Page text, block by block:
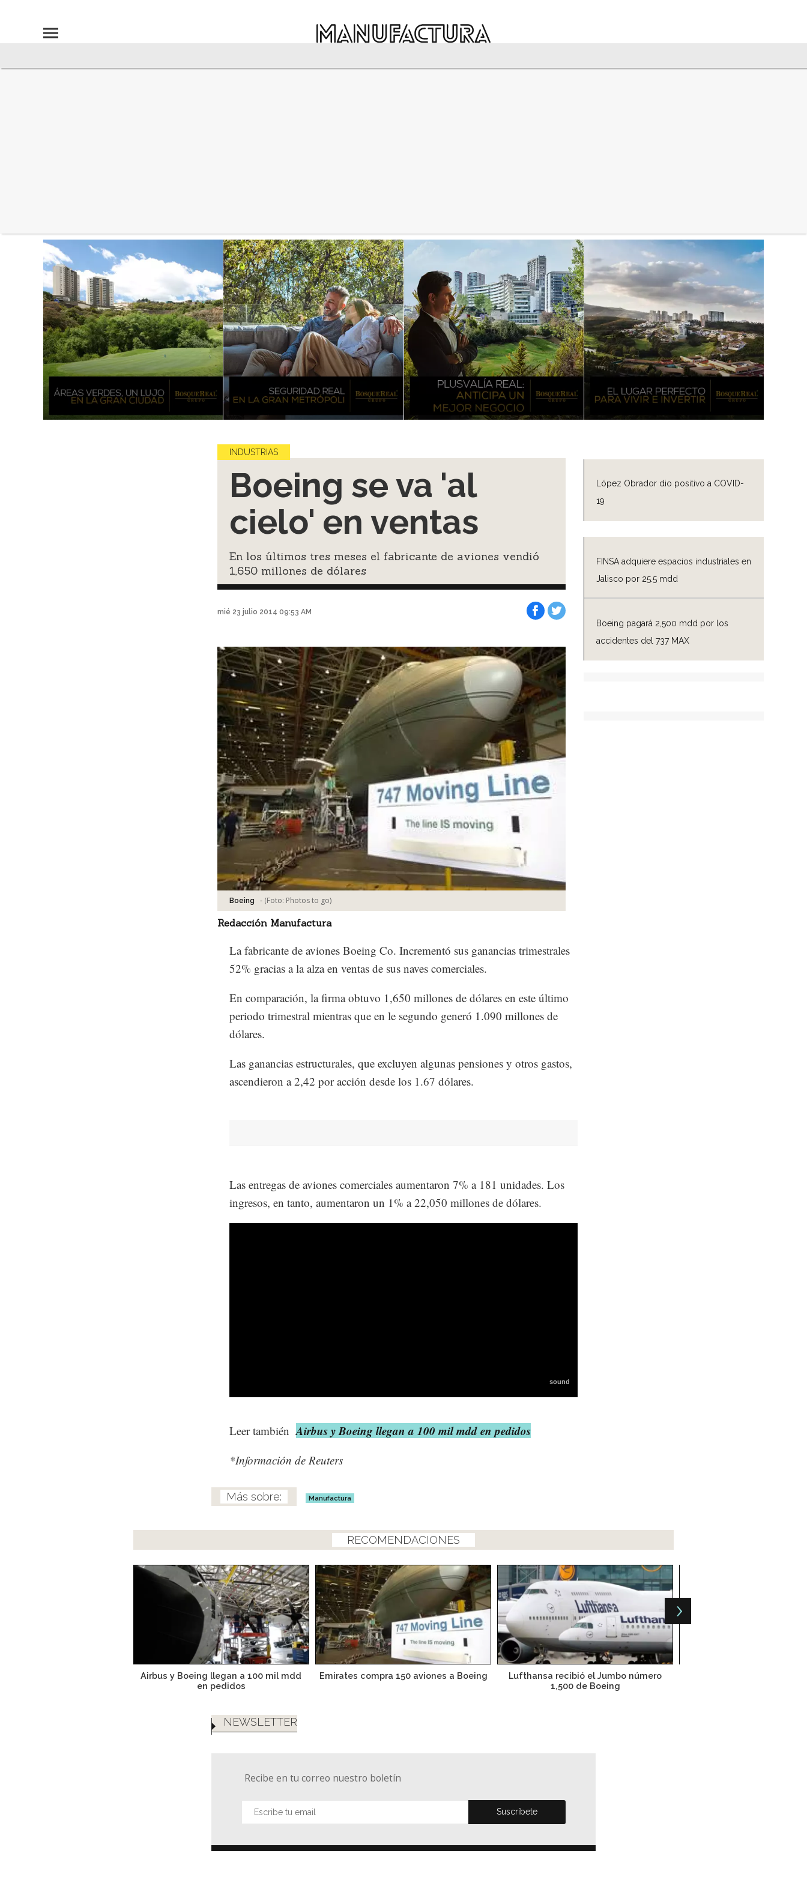
López Obrador dio positivo a COVID-
19
FINSA adquiere espacios industriales en
Jalisco por 25.5 mdd
Boeing pagará 2,500 mdd por los
accidentes del 737 MAX
INDUSTRIAS
Boeing se va 'al
cielo' en ventas
En los últimos tres meses el fabricante de aviones vendió
1,650 millones de dólares
mié 23 julio 2014 09:53 AM
Boeing - (Foto: Photos to go)
Redacción Manufactura
La fabricante de aviones Boeing Co. Incrementó sus ganancias trimestrales
52% gracias a la alza en ventas de sus naves comerciales.
En comparación, la firma obtuvo 1,650 millones de dólares en este último
periodo trimestral mientras que en le segundo generó 1.090 millones de
dólares.
Las ganancias estructurales, que excluyen algunas pensiones y otros gastos,
ascendieron a 2,42 por acción desde los 1.67 dólares.
Las entregas de aviones comerciales aumentaron 7% a 181 unidades. Los
ingresos, en tanto, aumentaron un 1% a 22,050 millones de dólares.
Leer también Airbus y Boeing llegan a 100 mil mdd en pedidos
*Información de Reuters
Manufactura
RECOMENDACIONES
Airbus y Boeing llegan a 100 mil mdd
en pedidos
Emirates compra 150 aviones a Boeing
Lufthansa recibió el Jumbo número
1,500 de Boeing
NEWSLETTER
Recibe en tu correo nuestro boletín